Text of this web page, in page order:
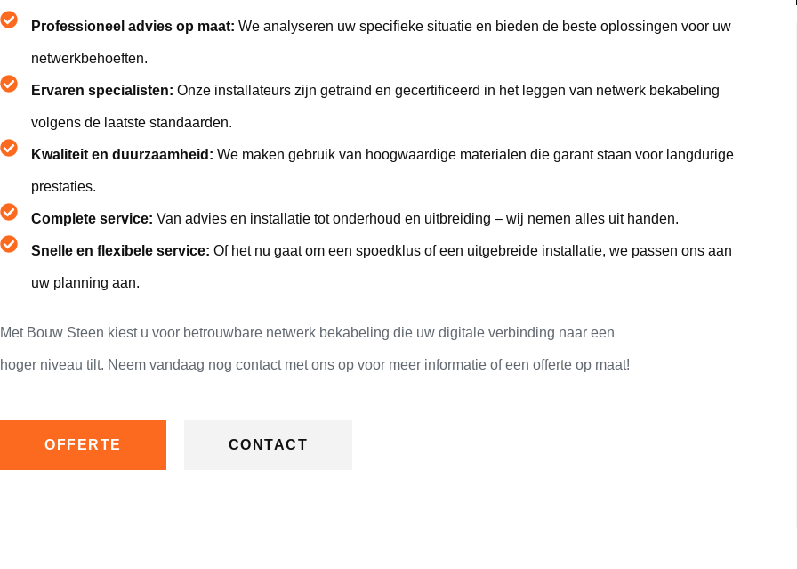
Professioneel advies op maat: We analyseren uw specifieke situatie en bieden de beste oplossingen voor uw
netwerkbehoeften.
Ervaren specialisten: Onze installateurs zijn getraind en gecertificeerd in het leggen van netwerk bekabeling
volgens de laatste standaarden.
Kwaliteit en duurzaamheid: We maken gebruik van hoogwaardige materialen die garant staan voor langdurige
prestaties.
Complete service: Van advies en installatie tot onderhoud en uitbreiding – wij nemen alles uit handen.
Snelle en flexibele service: Of het nu gaat om een spoedklus of een uitgebreide installatie, we passen ons aan
uw planning aan.
Met Bouw Steen kiest u voor betrouwbare netwerk bekabeling die uw digitale verbinding naar een
hoger niveau tilt. Neem vandaag nog contact met ons op voor meer informatie of een offerte op maat!
OFFERTE CONTACT